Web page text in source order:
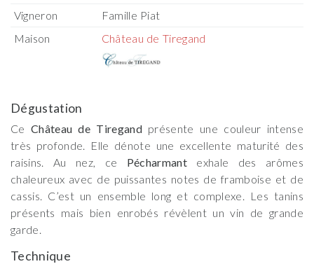
Vigneron
Famille Piat
Maison
Château de Tiregand
Dégustation
Ce Château de Tiregandprésente une couleur intense
très profonde. Elle dénote une excellente maturité des
raisins. Au nez, ce Pécharmantexhale des arômes
chaleureux avec de puissantes notes de framboise et de
cassis. C’est un ensemble long et complexe. Les tanins
présents mais bien enrobés révèlent un vin de grande
garde.
Technique